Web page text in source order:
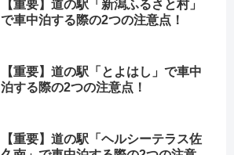
【重要】道の駅「新潟ふるさと村」
で車中泊する際の2つの注意点！
【重要】道の駅「とよはし」で車中
泊する際の2つの注意点！
【重要】道の駅「ヘルシーテラス佐